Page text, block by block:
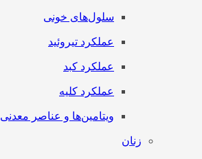
سلول‌های خونی
عملکرد تیروئید
عملکرد کبد
عملکرد کلیه
ویتامین‌ها و عناصر معدنی
زنان